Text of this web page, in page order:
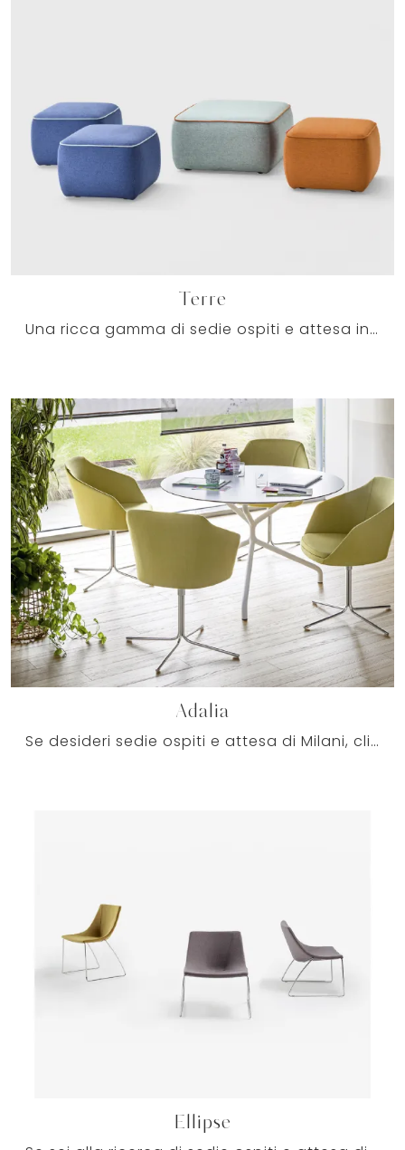
Terre
Una ricca gamma di sedie ospiti e attesa in tessuto ti sta aspettando! Il modello Terre di Milani ti sta aspettando!
Adalia
Se desideri sedie ospiti e attesa di Milani, clicca e ottieni informazioni sul modello Adalia in tessuto per uffici operativi e direzionali!
Ellipse